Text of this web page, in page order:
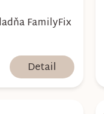
FamilyFix
Detail